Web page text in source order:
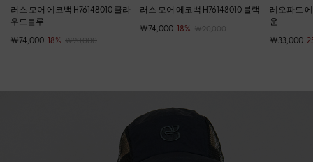
러스 모어 에코백 H76148010 클라
우드블루
￦74,000 18% ￦90,000
러스 모어 에코백 H76148010 블랙
￦74,000 18% ￦90,000
레오파드
운
￦33,000